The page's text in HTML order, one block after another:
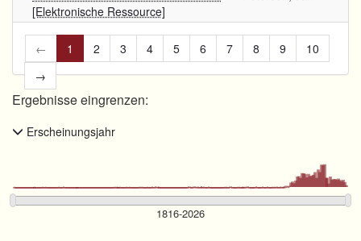
[Elektronische Ressource]
← 1 2 3 4 5 6 7 8 9
10
→
Ergebnisse eingrenzen:
Erscheinungsjahr